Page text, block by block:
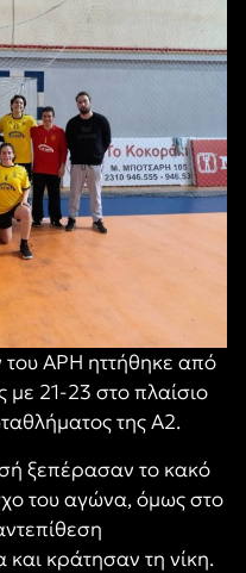
ΑΡΗ ηττήθηκε από
21-23 στο πλαίσιο
της Α2.
ξεπέρασαν το κακό
του αγώνα, όμως στο
κράτησαν τη νίκη.